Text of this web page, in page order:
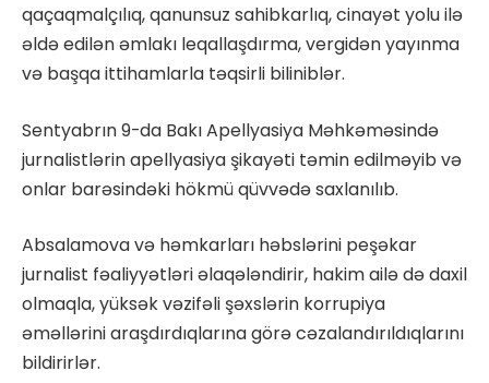
qaçaqmalçılıq, qanunsuz sahibkarlıq, cinayət yolu ilə
əldə edilən əmlakı leqallaşdırma, vergidən yayınma
və başqa ittihamlarla təqsirli biliniblər.
Sentyabrın 9-da Bakı Apellyasiya Məhkəməsində
jurnalistlərin apellyasiya şikayəti təmin edilməyib və
onlar barəsindəki hökmü qüvvədə saxlanılıb.
Absalamova və həmkarları həbslərini peşəkar
jurnalist fəaliyyətləri əlaqələndirir, hakim ailə də daxil
olmaqla, yüksək vəzifəli şəxslərin korrupiya
əməllərini araşdırdıqlarına görə cəzalandırıldıqlarını
bildirirlər.